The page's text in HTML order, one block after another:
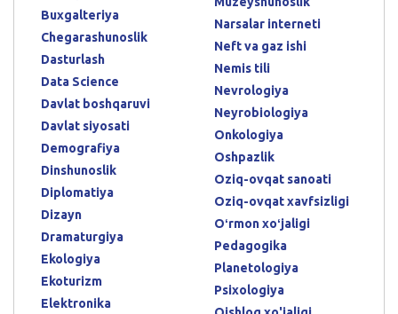
Buxgalteriya
Chegarashunoslik
Dasturlash
Data Science
Davlat boshqaruvi
Davlat siyosati
Demografiya
Dinshunoslik
Diplomatiya
Dizayn
Dramaturgiya
Ekologiya
Ekoturizm
Elektronika
Narsalar interneti
Neft va gaz ishi
Nemis tili
Nevrologiya
Neyrobiologiya
Onkologiya
Oshpazlik
Oziq-ovqat sanoati
Oziq-ovqat xavfsizligi
Oʻrmon xoʻjaligi
Pedagogika
Planetologiya
Psixologiya